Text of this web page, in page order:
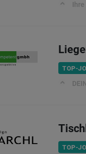
Ihre
TOP-
TOP-